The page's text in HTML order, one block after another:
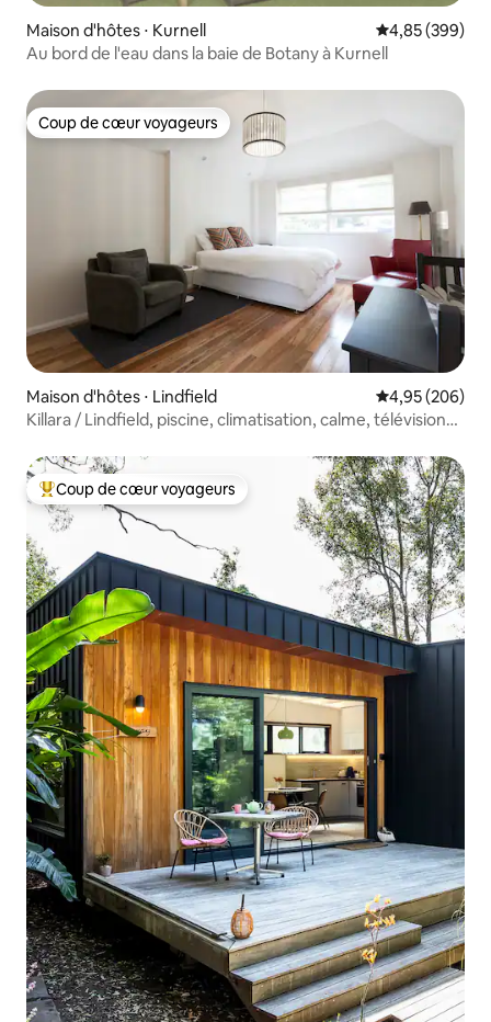
Maison d'hôtes ⋅ Kurnell Évaluation
4,85 (399)
Au bord de l'eau dans la baie de Botany à Kurnell
Coup de cœur voyageurs
Coup de cœur voyageurs
Maison d'hôtes ⋅ Lindfield Évaluation
4,95 (206)
Killara / Lindfield, piscine, climatisation, calme, télévision
Coups de cœur voyageurs les plus appréciés
Coup de cœur voyageurs